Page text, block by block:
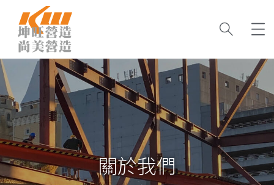
關於我們